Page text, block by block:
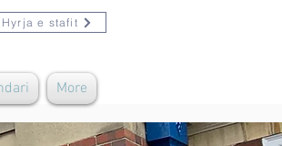
Hyrja e stafit
More